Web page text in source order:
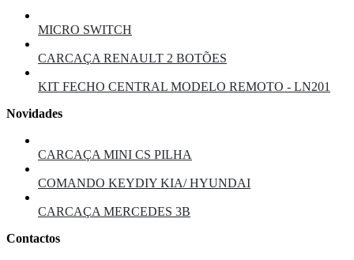
MICRO SWITCH
CARCAÇA RENAULT 2 BOTÕES
KIT FECHO CENTRAL MODELO REMOTO - LN201
Novidades
CARCAÇA MINI CS PILHA
COMANDO KEYDIY KIA/ HYUNDAI
CARCAÇA MERCEDES 3B
Contactos